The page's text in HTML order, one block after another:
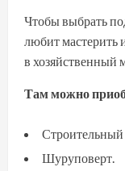
Чтобы выбрать
любит мастерить
в хозяйственный
Там можно
Строительный
Шуруповерт.